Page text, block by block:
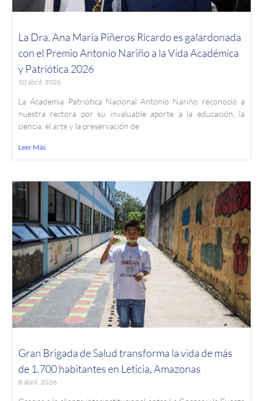
La Dra. Ana María Piñeros Ricardo es galardonada
con el Premio Antonio Nariño a la Vida Académica
y Patriótica 2026
10 abril, 2026
La Academia Patriótica Nacional Antonio Nariño reconoció a
nuestra rectora por su invaluable aporte a la educación, la
ciencia, el arte y la preservación de
Leer Más
Gran Brigada de Salud transforma la vida de más
de 1.700 habitantes en Leticia, Amazonas
8 abril, 2026